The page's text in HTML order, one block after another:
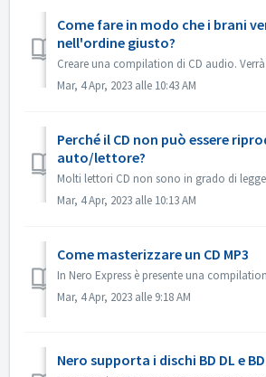
Come fare in modo che i brani
nell'ordine giusto?
Mar, 4 Apr, 2023 alle 10:43 AM
Perché il CD non può essere
auto/lettore?
Mar, 4 Apr, 2023 alle 10:13 AM
Come masterizzare un CD MP3
Mar, 4 Apr, 2023 alle 9:18 AM
Nero supporta i dischi BD DL e BD